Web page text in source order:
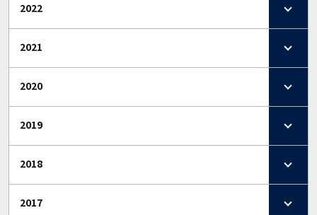
2022
2021
2020
2019
2018
2017